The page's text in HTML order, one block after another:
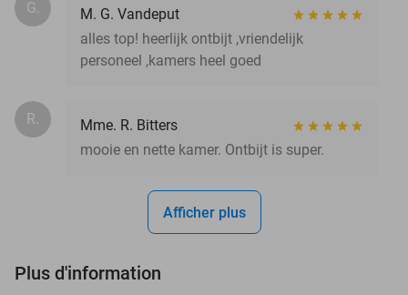
G.
M. G. Vandeput
alles top! heerlijk ontbijt ,vriendelijk
personeel ,kamers heel goed
R.
Mme. R. Bitters
mooie en nette kamer. Ontbijt is super.
Afficher plus
Plus d'information